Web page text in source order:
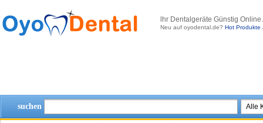
lhr Dentalgeräte Günstig
Neu auf oyodental.de? Hot Produkte
suchen